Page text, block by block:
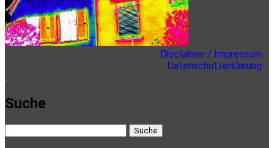
Disclaimer / Impressum
Datenschutzerklärung
Suche